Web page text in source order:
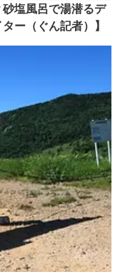
塩風呂で湯潜るデ
ー（ぐん記者）】